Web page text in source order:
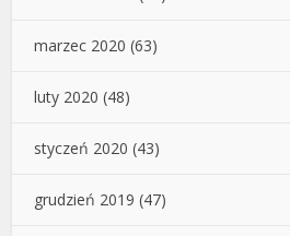
marzec 2020 (63)
luty 2020 (48)
styczeń 2020 (43)
grudzień 2019 (47)